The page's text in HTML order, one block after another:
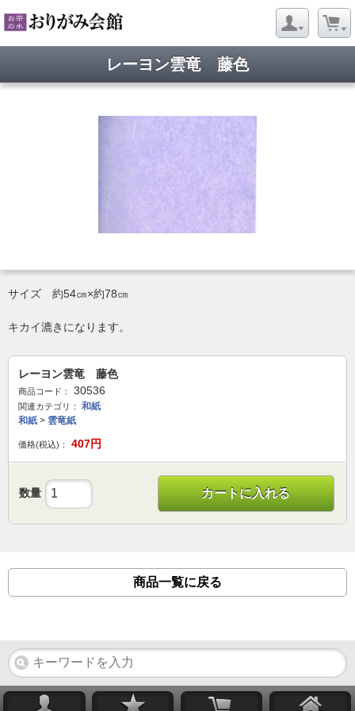
レーヨン雲竜 藤色
サイズ 約54㎝×約78㎝
キカイ漉きになります。
レーヨン雲竜 藤色
商品コード： 30536
関連カテゴリ：
和紙
和紙 > 雲竜紙
価格(税込)： 407円
数量 カートに入れる
商品一覧に戻る